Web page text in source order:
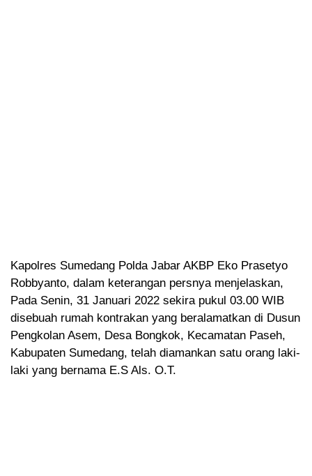
Kapolres Sumedang Polda Jabar AKBP Eko Prasetyo
Robbyanto, dalam keterangan persnya menjelaskan,
Pada Senin, 31 Januari 2022 sekira pukul 03.00 WIB
disebuah rumah kontrakan yang beralamatkan di Dusun
Pengkolan Asem, Desa Bongkok, Kecamatan Paseh,
Kabupaten Sumedang, telah diamankan satu orang laki-
laki yang bernama E.S Als. O.T.